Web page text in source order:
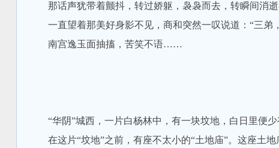
那话声犹带着颤抖，转过娇躯，袅袅而去，转瞬间消逝
一直望着那美好身影不见，商和突然一叹说道：“三弟
南宫逸玉面抽搐，苦笑不语……
“华阴”城西，一片白杨林中，有一块坟地，白日里便少
在这片“坟地”之前，有座不太小的“土地庙”。这座土地